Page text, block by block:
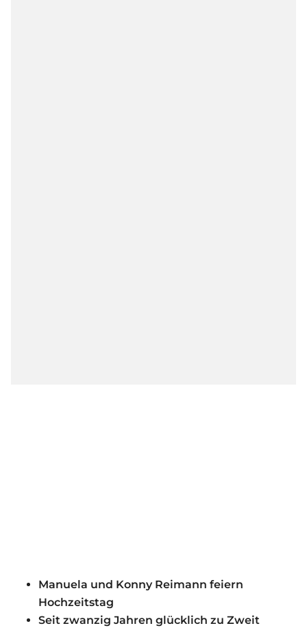
Manuela und Konny Reimann feiern
Hochzeitstag
Seit zwanzig Jahren glücklich zu Zweit